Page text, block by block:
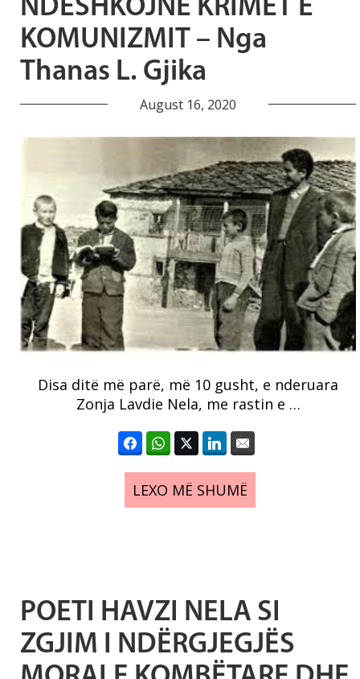
NDËSHKOJNË KRIMET E
KOMUNIZMIT – Nga
Thanas L. Gjika
August 16, 2020
Disa ditë më parë, më 10 gusht, e nderuara
Zonja Lavdie Nela, me rastin e …
LEXO MË SHUMË
POETI HAVZI NELA SI
ZGJIM I NDËRGJEGJËS